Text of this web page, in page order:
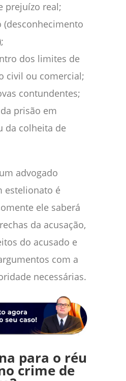
prejuízo real;
(desconhecimento
dos limites de
civil ou comercial;
contundentes;
prisão em
da colheita de
advogado
estelionato é
ele saberá
da acusação,
do acusado e
com a
necessárias.
para o réu
crime de